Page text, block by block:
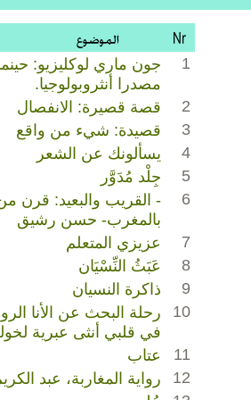
جون ماري لوكليزيو:
مصدرا أنثروبولوجيا.
1
قصة قصيرة: الانفصال
2
قصيدة: شيء من واقع
3
يسألونك عن الشعر
4
جِلْد مُدَوَّر
5
- القريب والبعيد: قرن من
بالمغرب- حسن رشيق
6
عزيزي المتعلم
7
عَبَثُ النِّسْيَان
8
ذاكرة النسيان
9
رحلة البحث عن الأنا
في قلبي أنثى عبرية
10
عتاب
11
رواية المغاربة، عبد
12